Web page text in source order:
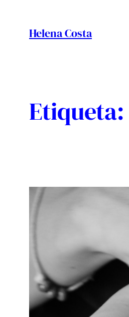
Helena Costa
Etiqueta: